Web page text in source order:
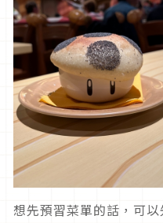
想先預習菜單的話，可以